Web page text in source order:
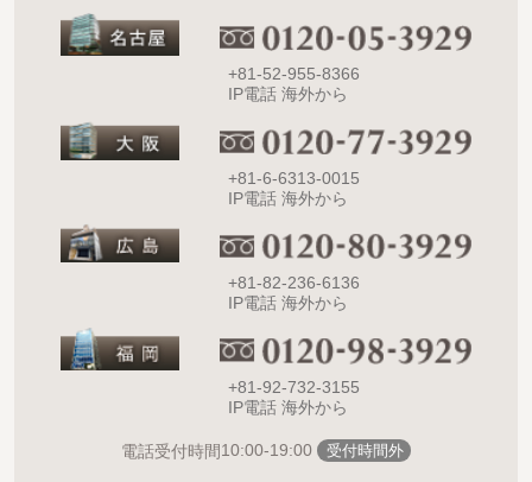
+81-52-955-8366
IP電話 海外から
+81-6-6313-0015
IP電話 海外から
+81-82-236-6136
IP電話 海外から
+81-92-732-3155
IP電話 海外から
電話受付時間10:00-19:00 受付時間外